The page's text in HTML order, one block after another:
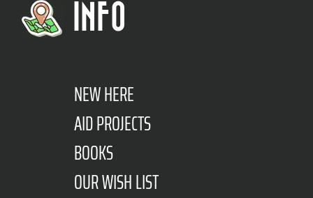
INFO
NEW HERE
AID PROJECTS
BOOKS
OUR WISH LIST